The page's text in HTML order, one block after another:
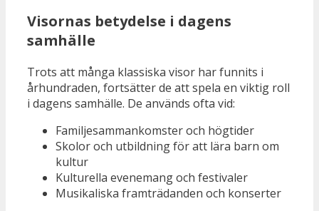
Visornas betydelse i dagens
samhälle
Trots att många klassiska visor har funnits i
århundraden, fortsätter de att spela en viktig roll
i dagens samhälle. De används ofta vid:
Familjesammankomster och högtider
Skolor och utbildning för att lära barn om
kultur
Kulturella evenemang och festivaler
Musikaliska framträdanden och konserter